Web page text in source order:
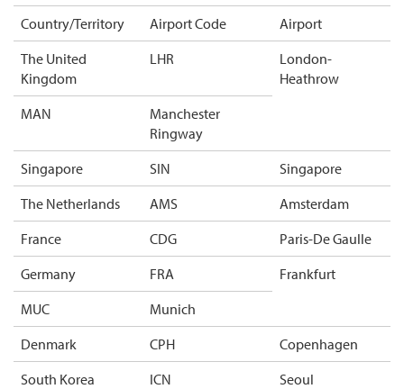
Country/Territory Airport Code
Airport
The United
Kingdom
LHR
London-
Heathrow
MAN
Manchester
Ringway
Singapore
SIN
Singapore
The Netherlands
AMS
Amsterdam
France
CDG
Paris-De Gaulle
Germany
FRA
Frankfurt
MUC
Munich
Denmark
CPH
Copenhagen
South Korea
ICN Seoul